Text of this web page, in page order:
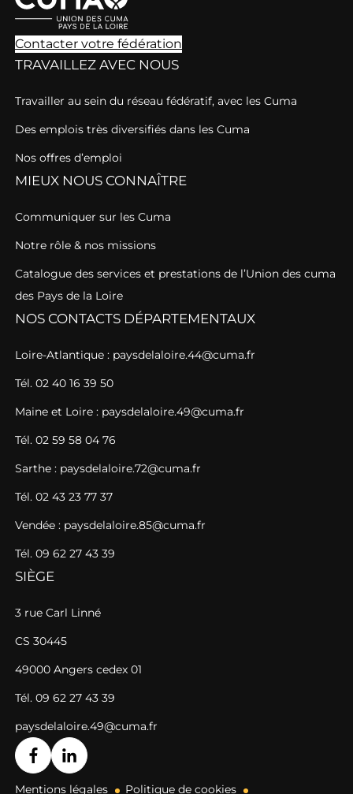
Contacter votre fédération
TRAVAILLEZ AVEC NOUS
Travailler au sein du réseau fédératif, avec les Cuma
Des emplois très diversifiés dans les Cuma
Nos offres d’emploi
MIEUX NOUS CONNAÎTRE
Communiquer sur les Cuma
Notre rôle & nos missions
Catalogue des services et prestations de l’Union des cuma
des Pays de la Loire
NOS CONTACTS DÉPARTEMENTAUX
Loire-Atlantique : paysdelaloire.44@cuma.fr
Tél. 02 40 16 39 50
Maine et Loire : paysdelaloire.49@cuma.fr
Tél. 02 59 58 04 76
Sarthe : paysdelaloire.72@cuma.fr
Tél. 02 43 23 77 37
Vendée : paysdelaloire.85@cuma.fr
Tél. 09 62 27 43 39
SIÈGE
3 rue Carl Linné
CS 30445
49000 Angers cedex 01
Tél. 09 62 27 43 39
paysdelaloire.49@cuma.fr
Mentions légales Politique de cookies